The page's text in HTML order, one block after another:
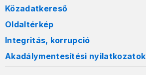
Közadatkereső
Oldaltérkép
Integritás, korrupció
Akadálymentesítési nyilatkozatok